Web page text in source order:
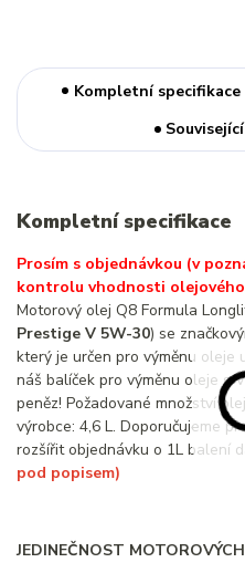
Kompletní specifikace
Kompletní specifikace
Prosím s objednávkou (v
kontrolu vhodnosti
Motorový olej Q8 Formula
Prestige V 5W-30) se
který je určen pro výměnu oleje
náš balíček pro výměnu oleje s
peněz! Požadované množství
výrobce: 4,6 L. Doporučujeme
rozšířit objednávku o 1L balení
pod popisem)
JEDINEČNOST